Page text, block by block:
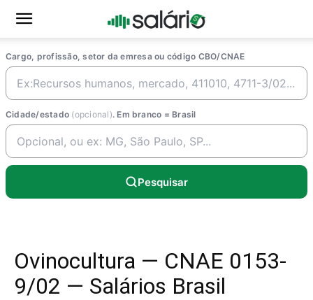
Cargo, profissão, setor da emresa ou código CBO/CNAE
Cidade/estado (opcional). Em branco = Brasil
Pesquisar
Ovinocultura — CNAE 0153-
9/02 — Salários Brasil